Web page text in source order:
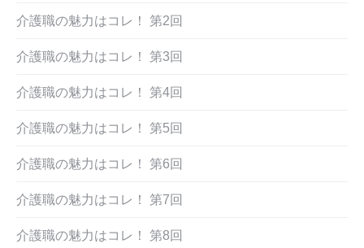
介護職の魅力はコレ！ 第2回
介護職の魅力はコレ！ 第3回
介護職の魅力はコレ！ 第4回
介護職の魅力はコレ！ 第5回
介護職の魅力はコレ！ 第6回
介護職の魅力はコレ！ 第7回
介護職の魅力はコレ！ 第8回